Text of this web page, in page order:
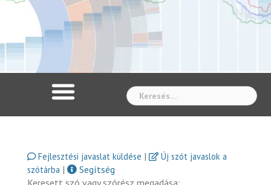
Fejlesztési javaslat küldése |
Új szót javaslok a
szótárba |
Segítség
Keresett szó vagy szórész megadása: